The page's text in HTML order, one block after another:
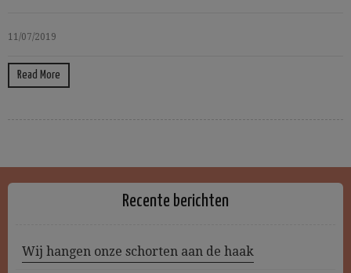
11/07/2019
Read More
Recente berichten
Wij hangen onze schorten aan de haak